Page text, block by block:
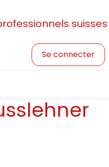
suisses
Se connecter